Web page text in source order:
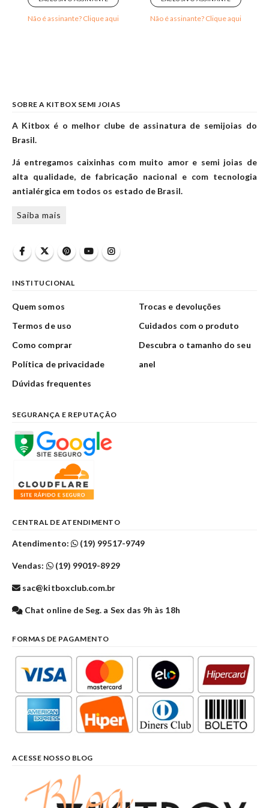
Não é assinante? Clique aqui Não é assinante? Clique aqui
SOBRE A KITBOX SEMI JOIAS
A Kitbox é o melhor clube de assinatura de semijoias do
Brasil.
Já entregamos caixinhas com muito amor e semi joias de
alta qualidade, de fabricação nacional e com tecnologia
antialérgica em todos os estado de Brasil.
Saiba mais
INSTITUCIONAL
Quem somos
Termos de uso
Como comprar
Política de privacidade
Dúvidas frequentes
Trocas e devoluções
Cuidados com o produto
Descubra o tamanho do seu
anel
SEGURANÇA E REPUTAÇÃO
CENTRAL DE ATENDIMENTO
Atendimento: (19) 99517-9749
Vendas: (19) 99019-8929
sac@kitboxclub.com.br
Chat online de Seg. a Sex das 9h às 18h
FORMAS DE PAGAMENTO
ACESSE NOSSO BLOG